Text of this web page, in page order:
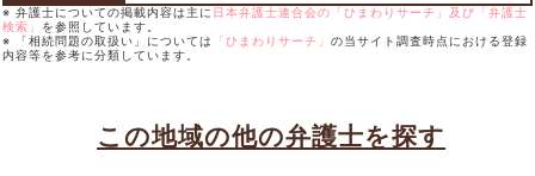
※ 弁護士についての掲載内容は主に 日本弁護士連合会の「ひまわりサーチ」及び「弁護士
検索」 を参照しています。
※ 「相続問題の取扱い」については
「ひまわりサーチ」 の当サイト調査時点における登録
内容等を参考に分類しています。
この地域の他の弁護士を探す